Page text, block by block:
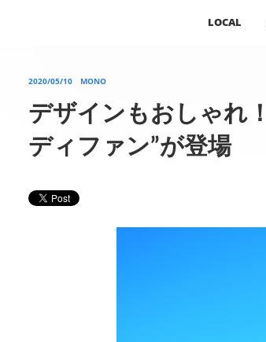
LOCAL
2020/05/10 MONO
デザインもおしゃれ
ディファン”が登場